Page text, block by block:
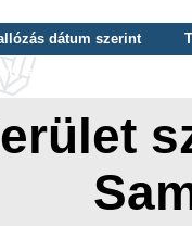
dátum szerint
szerint